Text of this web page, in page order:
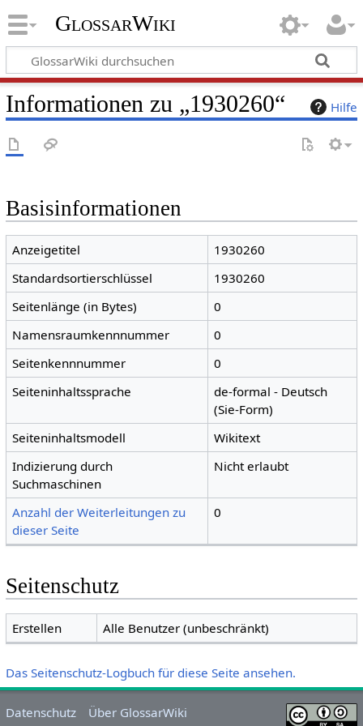
GlossarWiki
Hilfe
Informationen zu „1930260“
Basisinformationen
Anzeigetitel
1930260
Standardsortierschlüssel
1930260
Seitenlänge (in Bytes)
0
Namensraumkennnummer
0
Seitenkennnummer
0
Seiteninhaltssprache
de-formal - Deutsch
(Sie-Form)
Seiteninhaltsmodell
Wikitext
Indizierung durch
Suchmaschinen
Nicht erlaubt
Anzahl der Weiterleitungen zu
dieser Seite
0
Seitenschutz
Erstellen Alle Benutzer (unbeschränkt)
Das Seitenschutz-Logbuch für diese Seite ansehen.
Datenschutz
Über GlossarWiki